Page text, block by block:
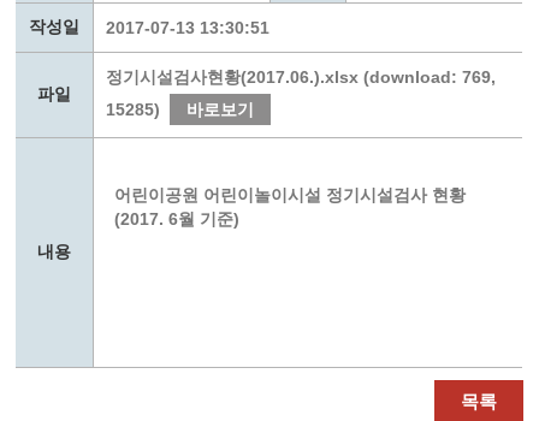
작성일 2017-07-13 13:30:51
파일
정기시설검사현황(2017.06.).xlsx (download: 769,
15285)
바로보기
내용
어린이공원 어린이놀이시설 정기시설검사 현황
(2017. 6월 기준)
목록